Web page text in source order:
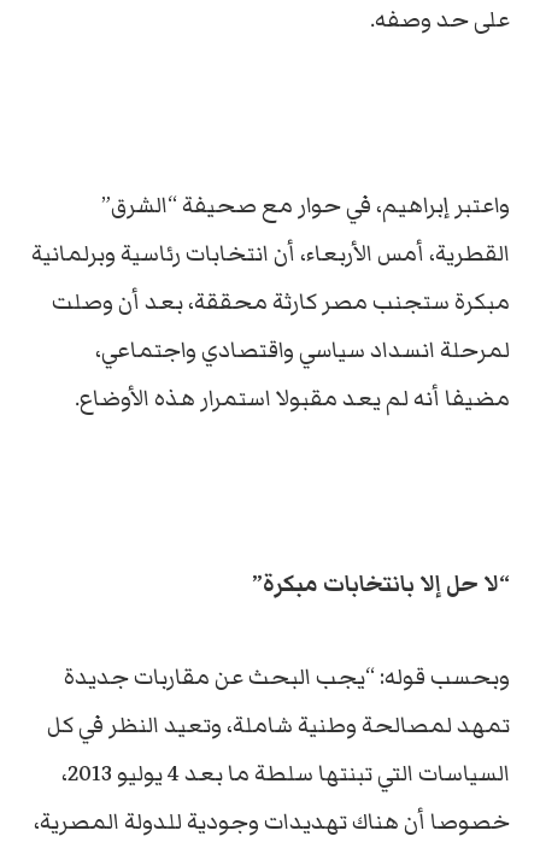
على حد وصفه.
واعتبر إبراهيم، في حوار مع صحيفة “الشرق”
القطرية، أمس الأربعاء، أن انتخابات رئاسية وبرلمانية
مبكرة ستجنب مصر كارثة محققة، بعد أن وصلت
لمرحلة انسداد سياسي واقتصادي واجتماعي،
مضيفا أنه لم يعد مقبولا استمرار هذه الأوضاع.
“لا حل إلا بانتخابات مبكرة”
وبحسب قوله: “يجب البحث عن مقاربات جديدة
تمهد لمصالحة وطنية شاملة، وتعيد النظر في كل
السياسات التي تبنتها سلطة ما بعد 4 يوليو 2013،
خصوصا أن هناك تهديدات وجودية للدولة المصرية،